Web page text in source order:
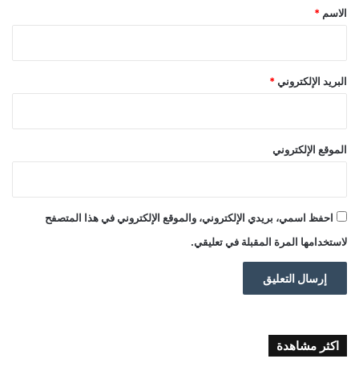
*
الاسم *
البريد الإلكتروني *
الموقع الإلكتروني
احفظ اسمي، بريدي الإلكتروني، والموقع الإلكتروني في هذا المتصفح
لاستخدامها المرة المقبلة في تعليقي.
اكثر مشاهدة